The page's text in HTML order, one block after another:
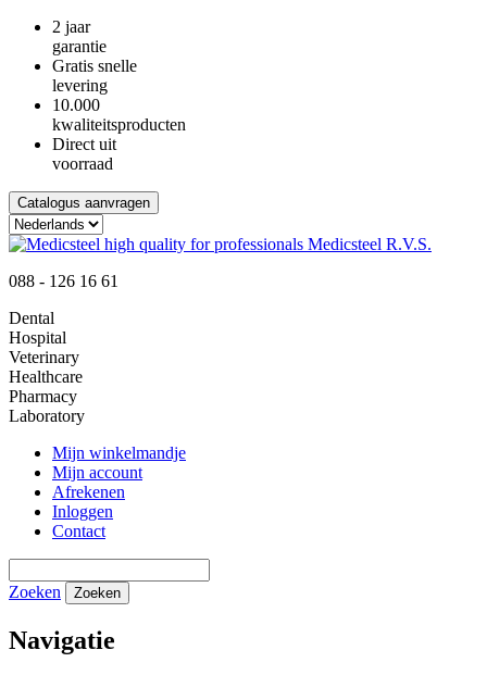
2 jaar
garantie
Gratis snelle
levering
10.000
kwaliteitsproducten
Direct uit
voorraad
Catalogus aanvragen
088 - 126 16 61
Dental
Hospital
Veterinary
Healthcare
Pharmacy
Laboratory
Mijn winkelmandje
Mijn account
Afrekenen
Inloggen
Contact
Zoeken Zoeken
Navigatie